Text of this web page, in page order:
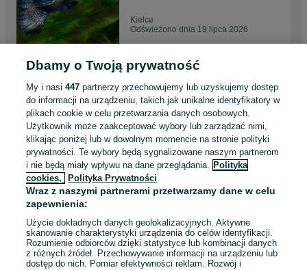
Kielce
Odświeżono dnia 19 lipca 2026
Piękne rasowe czerwone
Gupiki Red Nebula 5 młodych
par + 1 para gratis
250 zł
Kielce
Odświeżono dnia 19 lipca 2026
Gupiki Metal Red Nebula 2
samce do akwa
nanoakwarium
Kielce
Odświeżono dnia 19 lipca 2026
Dbamy o Twoją prywatność
My i nasi447 partnerzy przechowujemy lub uzyskujemy dostęp
do informacji na urządzeniu, takich jak unikalne identyfikatory w
plikach cookie w celu przetwarzania danych osobowych.
Użytkownik może zaakceptować wybory lub zarządzać nimi,
klikając poniżej lub w dowolnym momencie na stronie polityki
prywatności. Te wybory będą sygnalizowane naszym partnerom
i nie będą miały wpływu na dane przeglądania. Polityka
cookies,
Polityka Prywatności
Wraz z naszymi partnerami przetwarzamy dane w celu
zapewnienia:
Użycie dokładnych danych geolokalizacyjnych. Aktywne
skanowanie charakterystyki urządzenia do celów identyfikacji.
Rozumienie odbiorców dzięki statystyce lub kombinacji danych
z różnych źródeł. Przechowywanie informacji na urządzeniu lub
dostęp do nich. Pomiar efektywności reklam. Rozwój i